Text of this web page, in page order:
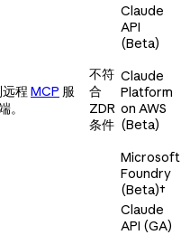
程 MCP 服
。
不符
合
ZDR
条件
Claude
API
(Beta)
Claude
Platform
on AWS
(Beta)
Microsoft
Foundry
(Beta)†
Claude
API (GA)